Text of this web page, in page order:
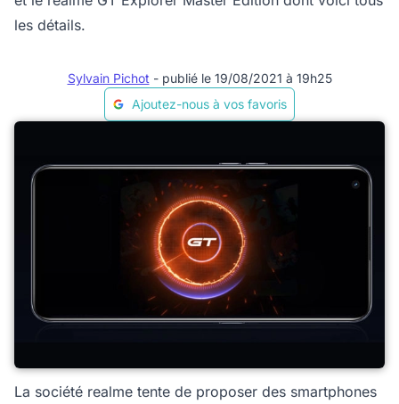
les détails.
Sylvain Pichot - publié le 19/08/2021 à 19h25
Ajoutez-nous à vos favoris
La société realme tente de proposer des smartphones